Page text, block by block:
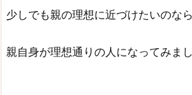
少しでも親の理想に近づけたいのなら
親自身が理想通りの人になってみま